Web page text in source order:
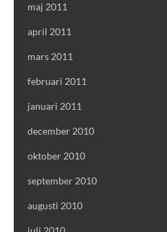
maj 2011
april 2011
mars 2011
februari 2011
januari 2011
december 2010
oktober 2010
september 2010
augusti 2010